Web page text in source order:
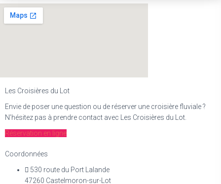
Les Croisières du Lot
Envie de poser une question ou de réserver une croisière fluviale ?
N’hésitez pas à prendre contact avec Les Croisières du Lot.
Réservation en ligne
Coordonnées
530 route du Port Lalande
47260 Castelmoron-sur-Lot